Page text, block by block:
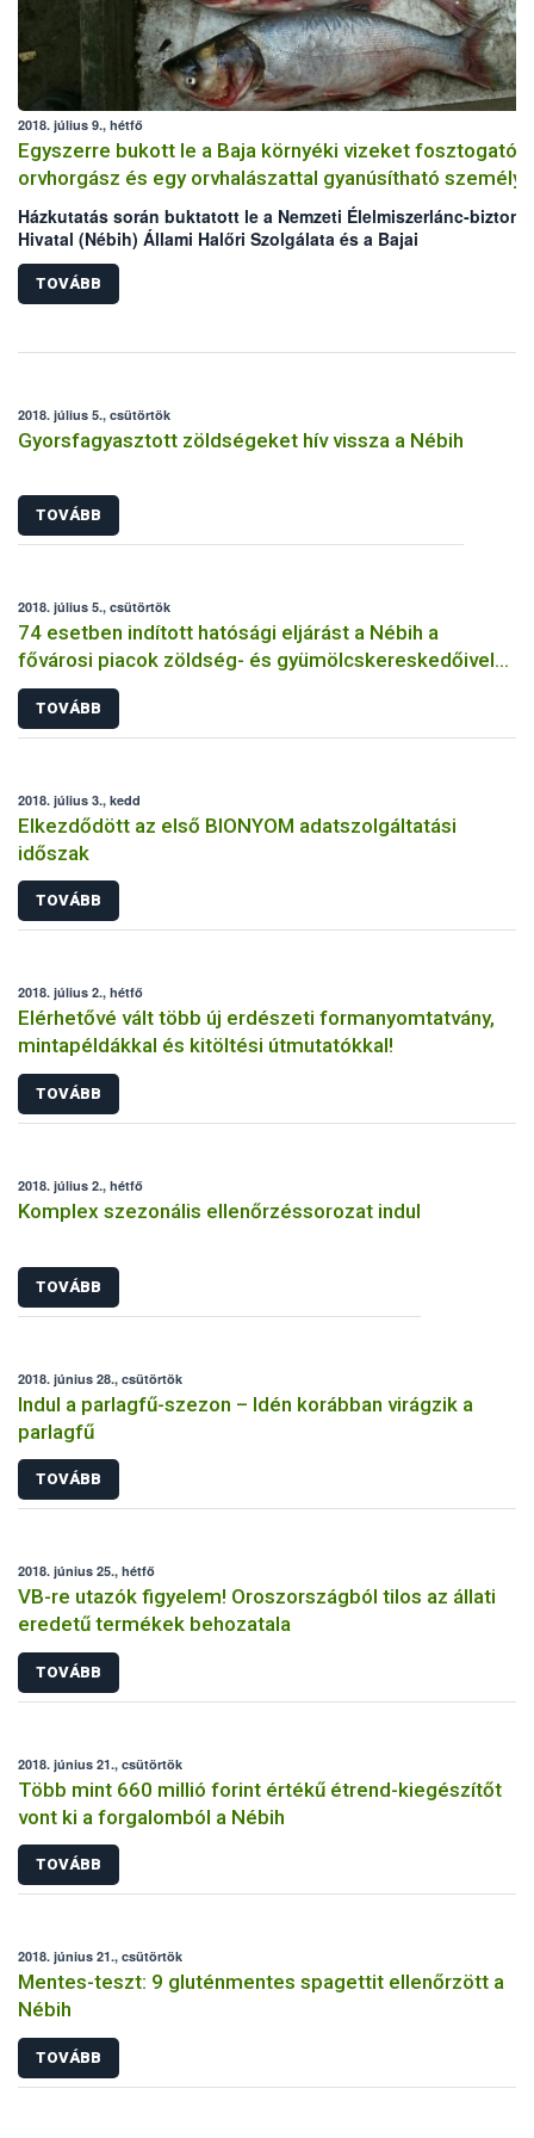
rendelkező italokat!
2018. július 9., hétfő
Egyszerre bukott le a Baja környéki vizeket fosztogató
orvhorgász és egy orvhalászattal gyanúsítható személy
Házkutatás során buktatott le a Nemzeti Élelmiszerlánc-
Hivatal (Nébih) Állami Halőri Szolgálata és a Bajai
Rendőrkapitányság egy Baja környéki vizeket fosztogató
orvhorgászt, továbbá egy orvhalászattal gyanúsítható
orvhorgász házából összesen 21,68 kg hal, míg az
összesen 127,77 kg hal, elektromos halászgép, 30 zsák
hatóság kezére.
TOVÁBB
2018. július 5., csütörtök
Gyorsfagyasztott zöldségeket hív vissza a Nébih
TOVÁBB
2018. július 5., csütörtök
74 esetben indított hatósági eljárást a Nébih a
fővárosi piacok zöldség- és gyümölcskereskedőivel
szemben
TOVÁBB
2018. július 3., kedd
Elkezdődött az első BIONYOM adatszolgáltatási
időszak
TOVÁBB
2018. július 2., hétfő
Elérhetővé vált több új erdészeti formanyomtatvány,
mintapéldákkal és kitöltési útmutatókkal!
TOVÁBB
2018. július 2., hétfő
Komplex szezonális ellenőrzéssorozat indul
TOVÁBB
2018. június 28., csütörtök
Indul a parlagfű-szezon – Idén korábban virágzik a
parlagfű
TOVÁBB
2018. június 25., hétfő
VB-re utazók figyelem! Oroszországból tilos az állati
eredetű termékek behozatala
TOVÁBB
2018. június 21., csütörtök
Több mint 660 millió forint értékű étrend-kiegészítőt
vont ki a forgalomból a Nébih
TOVÁBB
2018. június 21., csütörtök
Mentes-teszt: 9 gluténmentes spagettit ellenőrzött a
Nébih
TOVÁBB